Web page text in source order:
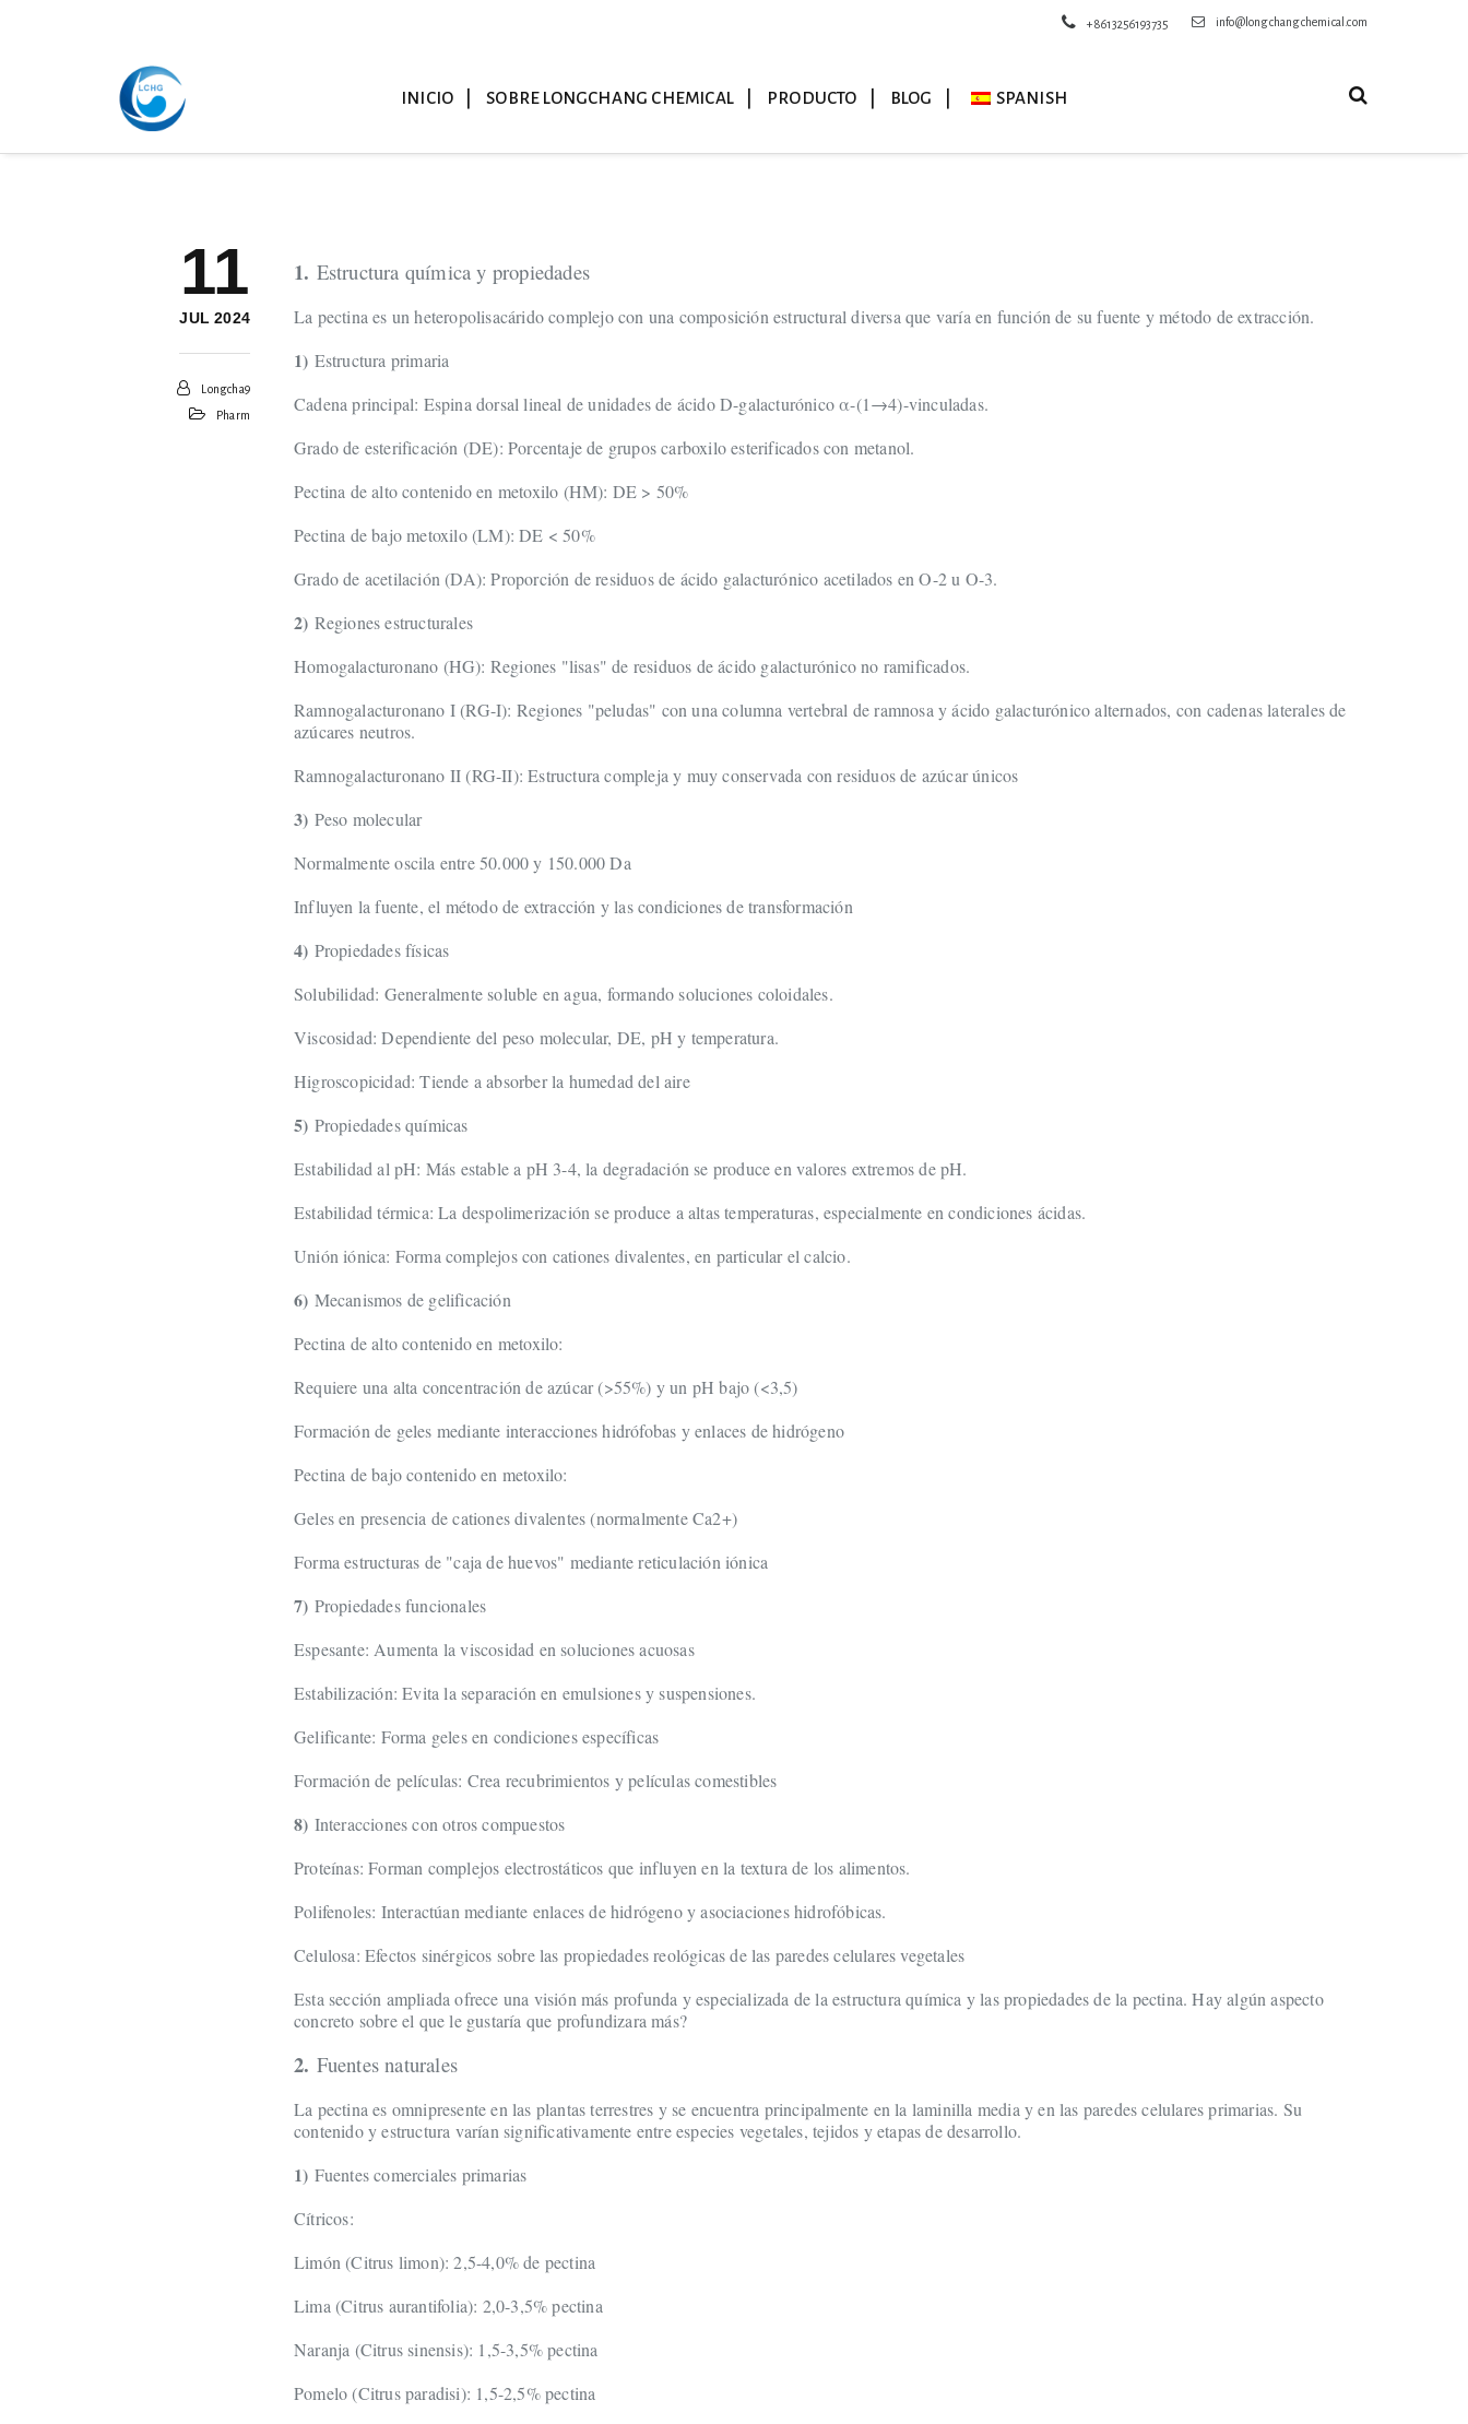
info@longchangchemical.com
+8613256193735
INICIO SOBRE LONGCHANG CHEMICAL PRODUCTO BLOG SPANISH
11
JUL 2024
Longcha9
Pharm
1. Estructura química y propiedades
La pectina es un heteropolisacárido complejo con una composición estructural diversa que varía en función de su fuente y método de extracción.
1) Estructura primaria
Cadena principal: Espina dorsal lineal de unidades de ácido D-galacturónico α-(1→4)-vinculadas.
Grado de esterificación (DE): Porcentaje de grupos carboxilo esterificados con metanol.
Pectina de alto contenido en metoxilo (HM): DE > 50%
Pectina de bajo metoxilo (LM): DE < 50%
Grado de acetilación (DA): Proporción de residuos de ácido galacturónico acetilados en O-2 u O-3.
2) Regiones estructurales
Homogalacturonano (HG): Regiones "lisas" de residuos de ácido galacturónico no ramificados.
Ramnogalacturonano I (RG-I): Regiones "peludas" con una columna vertebral de ramnosa y ácido galacturónico alternados, con cadenas laterales de
azúcares neutros.
Ramnogalacturonano II (RG-II): Estructura compleja y muy conservada con residuos de azúcar únicos
3) Peso molecular
Normalmente oscila entre 50.000 y 150.000 Da
Influyen la fuente, el método de extracción y las condiciones de transformación
4) Propiedades físicas
Solubilidad: Generalmente soluble en agua, formando soluciones coloidales.
Viscosidad: Dependiente del peso molecular, DE, pH y temperatura.
Higroscopicidad: Tiende a absorber la humedad del aire
5) Propiedades químicas
Estabilidad al pH: Más estable a pH 3-4, la degradación se produce en valores extremos de pH.
Estabilidad térmica: La despolimerización se produce a altas temperaturas, especialmente en condiciones ácidas.
Unión iónica: Forma complejos con cationes divalentes, en particular el calcio.
6) Mecanismos de gelificación
Pectina de alto contenido en metoxilo:
Requiere una alta concentración de azúcar (>55%) y un pH bajo (<3,5)
Formación de geles mediante interacciones hidrófobas y enlaces de hidrógeno
Pectina de bajo contenido en metoxilo:
Geles en presencia de cationes divalentes (normalmente Ca2+)
Forma estructuras de "caja de huevos" mediante reticulación iónica
7) Propiedades funcionales
Espesante: Aumenta la viscosidad en soluciones acuosas
Estabilización: Evita la separación en emulsiones y suspensiones.
Gelificante: Forma geles en condiciones específicas
Formación de películas: Crea recubrimientos y películas comestibles
8) Interacciones con otros compuestos
Proteínas: Forman complejos electrostáticos que influyen en la textura de los alimentos.
Polifenoles: Interactúan mediante enlaces de hidrógeno y asociaciones hidrofóbicas.
Celulosa: Efectos sinérgicos sobre las propiedades reológicas de las paredes celulares vegetales
Esta sección ampliada ofrece una visión más profunda y especializada de la estructura química y las propiedades de la pectina. Hay algún aspecto
concreto sobre el que le gustaría que profundizara más?
2. Fuentes naturales
La pectina es omnipresente en las plantas terrestres y se encuentra principalmente en la laminilla media y en las paredes celulares primarias. Su
contenido y estructura varían significativamente entre especies vegetales, tejidos y etapas de desarrollo.
1) Fuentes comerciales primarias
Cítricos:
Limón (Citrus limon): 2,5-4,0% de pectina
Lima (Citrus aurantifolia): 2,0-3,5% pectina
Naranja (Citrus sinensis): 1,5-3,5% pectina
Pomelo (Citrus paradisi): 1,5-2,5% pectina